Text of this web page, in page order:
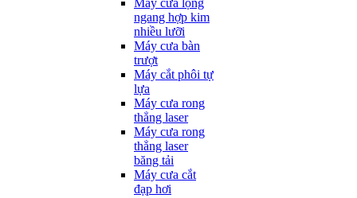
Máy cưa lọng
ngang hợp kim
nhiều lưỡi
Máy cưa bàn
trượt
Máy cắt phôi tự
lựa
Máy cưa rong
thẳng laser
Máy cưa rong
thẳng laser
băng tải
Máy cưa cắt
đạp hơi